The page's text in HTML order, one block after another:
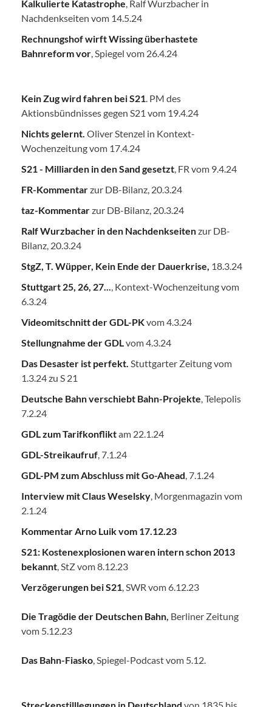
Kalkulierte Katastrophe , Ralf Wurzbacher in
Nachdenkseiten vom 14.5.24
Rechnungshof wirft Wissing überhastete
Bahnreform vor , Spiegel vom 26.4.24
Kein Zug wird fahren bei S21 . PM des
Aktionsbündnisses gegen S21 vom 19.4.24
Nichts gelernt. Oliver Stenzel in Kontext-
Wochenzeitung vom 17.4.24
S21 - Milliarden in den Sand gesetzt , FR vom 9.4.24
FR-Kommentarzur DB-Bilanz, 20.3.24
taz-Kommentarzur DB-Bilanz, 20.3.24
Ralf Wurzbacher in den Nachdenkseitenzur DB-
Bilanz, 20.3.24
StgZ, T. Wüpper, Kein Ende der Dauerkrise, 18.3.24
Stuttgart 25, 26, 27...
, Kontext-Wochenzeitung vom
6.3.24
Videomitschnitt der GDL-PKvom 4.3.24
Stellungnahme der GDL vom 4.3.24
Das Desaster ist perfekt. Stuttgarter Zeitung vom
1.3.24 zu S 21
Deutsche Bahn verschiebt Bahn-Projekte , Telepolis
7.2.24
GDL zum Tarifkonfliktam 22.1.24
GDL-Streikaufruf , 7.1.24
GDL-PM zum Abschluss mit Go-Ahead , 7.1.24
Interview mit Claus Weselsky , Morgenmagazin vom
2.1.24
Kommentar Arno Luik vom 17.12.23
S21: Kostenexplosionen waren intern schon 2013
bekannt , StZ vom 8.12.23
Verzögerungen bei S21 , SWR vom 6.12.23
Die Tragödie der Deutschen Bahn Berliner Zeitung
vom 5.12.23
Das Bahn-Fiasko , Spiegel-Podcast vom 5.12.
Streckenstilllegungen in Deutschland von 1835 bis